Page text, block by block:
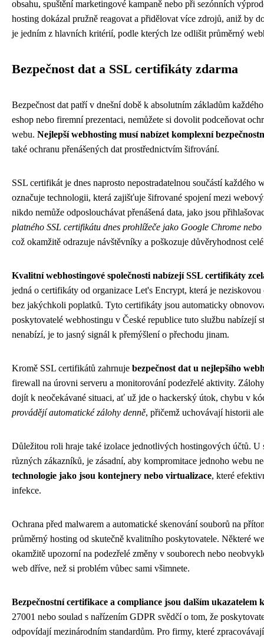
obsahu, spuštění marketingové kampaně nebo při sezónních
hosting dokázal pružně reagovat a přidělovat více zdrojů, aniž by
je jedním z hlavních kritérií, podle kterých lze odlišit průměrný
Bezpečnost dat a SSL certifikáty zdarma
Bezpečnost dat patří v dnešní době k absolutním základům
eshop nebo firemní prezentaci, nemůžete si dovolit podceňovat
webu. Nejlepší webhosting musí nabízet komplexní
také ochranu přenášených dat prostřednictvím šifrování.
SSL certifikát je dnes naprosto nepostradatelnou součástí
označuje technologii, která zajišťuje šifrované spojení mezi
nikdo nemůže odposlouchávat přenášená data, jako jsou
platného SSL certifikátu dnes prohlížeče jako Google Chrome
což okamžitě odrazuje návštěvníky a poškozuje důvěryhodnost
Kvalitní webhostingové společnosti nabízejí SSL certifikáty
jedná o certifikáty od organizace Let's Encrypt, která je
bez jakýchkoli poplatků. Tyto certifikáty jsou automaticky
poskytovatelé webhostingu v České republice tuto službu nabízejí
nenabízí, je to jasný signál k přemýšlení o přechodu jinam.
Kromě SSL certifikátů zahrnuje bezpečnost dat u nejlepšího
firewall na úrovni serveru a monitorování podezřelé aktivity.
dojít k neočekávané situaci, ať už jde o hackerský útok, chybu v
provádějí automatické zálohy denně, přičemž uchovávají historii
Důležitou roli hraje také izolace jednotlivých hostingových účtů.
různých zákazníků, je zásadní, aby kompromitace jednoho webu
technologie jako jsou kontejnery nebo virtualizace, které
infekce.
Ochrana před malwarem a automatické skenování souborů na
průměrný hosting od skutečně kvalitního poskytovatele. Některé
okamžitě upozorní na podezřelé změny v souborech nebo
web dříve, než si problém vůbec sami všimnete.
Bezpečnostní certifikace a compliance jsou dalším ukazatelem
27001 nebo soulad s nařízením GDPR svědčí o tom, že
odpovídají mezinárodním standardům. Pro firmy, které